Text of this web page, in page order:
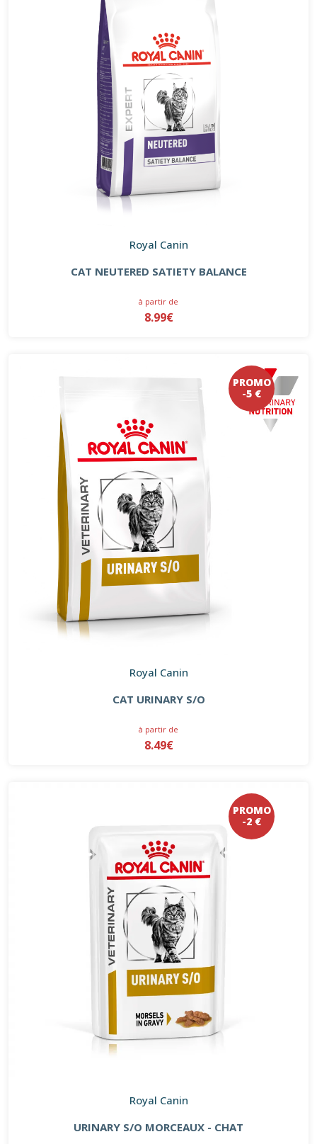
Royal Canin
CAT NEUTERED SATIETY BALANCE
à partir de
8.99€
PROMO
-5 €
Royal Canin
CAT URINARY S/O
à partir de
8.49€
PROMO
-2 €
Royal Canin
URINARY S/O MORCEAUX - CHAT